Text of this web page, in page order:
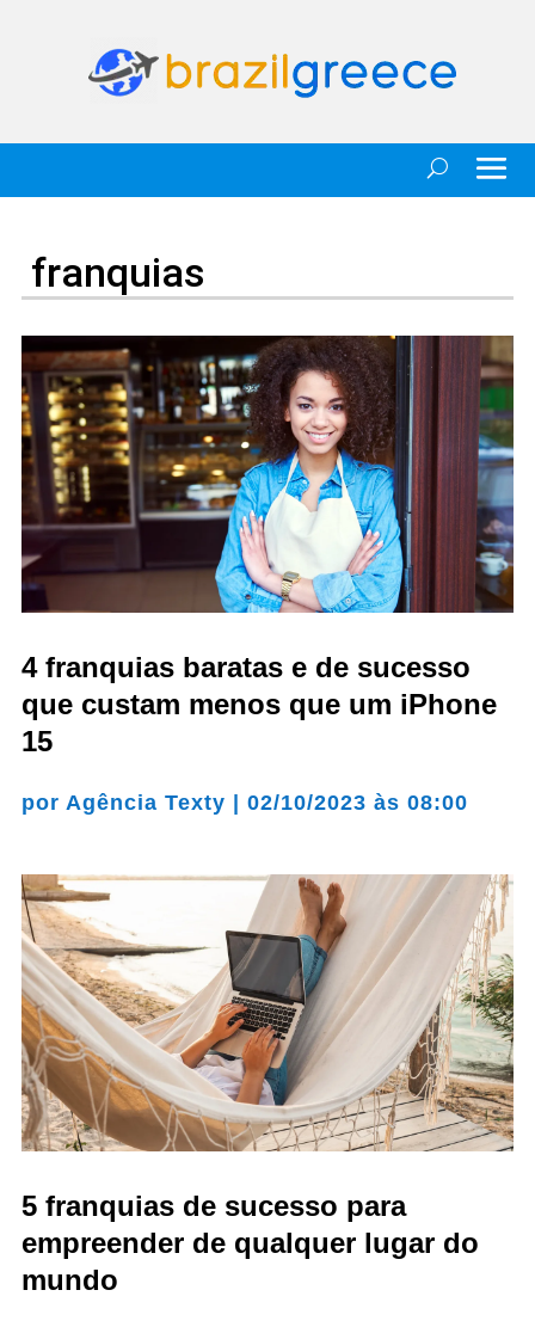
franquias
4 franquias baratas e de sucesso
que custam menos que um iPhone
15
por Agência Texty | 02/10/2023 às 08:00
5 franquias de sucesso para
empreender de qualquer lugar do
mundo